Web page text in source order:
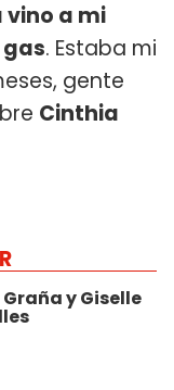
vino a mi
. Estaba mi
gente
Cinthia
y Giselle